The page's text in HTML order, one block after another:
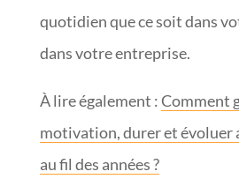
quotidien que ce soit dans
dans votre entreprise.
À lire également :Comment
motivation, durer et évoluer
au fil des années ?